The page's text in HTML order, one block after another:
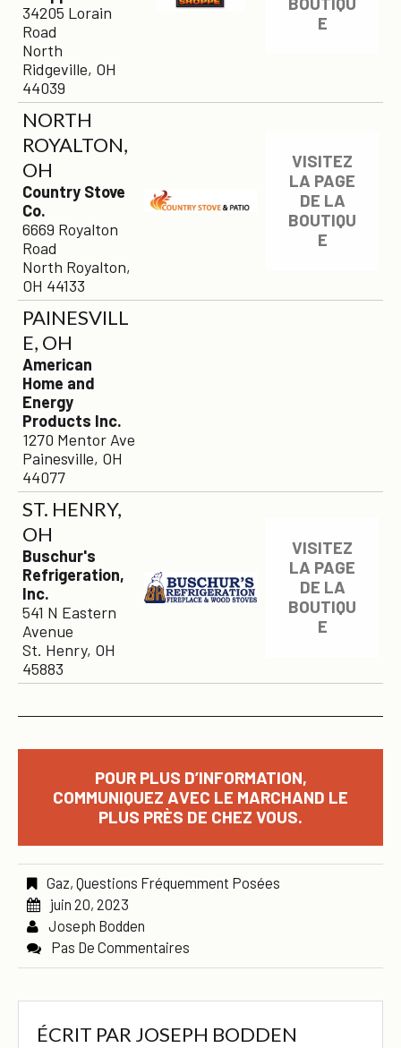
34205 Lorain
Road
North
Ridgeville, OH
44039
E
NORTH
ROYALTON,
OH
Country Stove
Co.
6669 Royalton
Road
North Royalton,
OH 44133
VISITEZ
LA PAGE
DE LA
BOUTIQU
E
PAINESVILL
E, OH
American
Home and
Energy
Products Inc.
1270 Mentor Ave
Painesville, OH
44077
ST. HENRY,
OH
Buschur's
Refrigeration,
Inc.
541 N Eastern
Avenue
St. Henry, OH
45883
VISITEZ
LA PAGE
DE LA
BOUTIQU
E
POUR PLUS D’INFORMATION,
COMMUNIQUEZ AVEC LE MARCHAND LE
PLUS PRÈS DE CHEZ VOUS.
Gaz, Questions Fréquemment Posées
juin 20, 2023
Joseph Bodden
Pas De Commentaires
ÉCRIT PAR JOSEPH BODDEN